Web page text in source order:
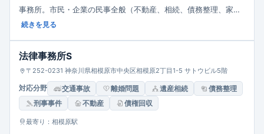
事務所。市民・企業の民事全般（不動産、相続、債務整理、家
事、企業法務など）に加え、不動産や事業再生に注力。不動産鑑
解決を図り、迅速かつ信頼感のあるサービスを提供しています。
続きを見る
法律事務所S
〒252-0231 神奈川県相模原市中央区相模原2丁目1-5 サトウビル5階
対応分野 交通事故 離婚問題 遺産相続
債務整理
刑事事件
不動産 債権回収
最寄り：相模原駅